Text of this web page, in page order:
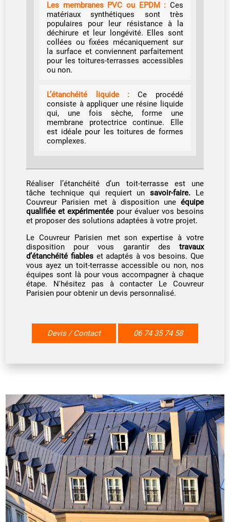
Les membranes PVC ou EPDM : Ces
matériaux synthétiques sont très
populaires pour leur résistance à la
déchirure et leur longévité. Elles sont
collées ou fixées mécaniquement sur
la surface et conviennent parfaitement
pour les toitures-terrasses accessibles
ou non.
L’étanchéité liquide : Ce procédé
consiste à appliquer une résine liquide
qui, une fois sèche, forme une
membrane protectrice continue. Elle
est idéale pour les toitures de formes
complexes.
Réaliser l’étanchéité d’un toit-terrasse est une
tâche technique qui requiert unsavoir-faire. Le
Couvreur Parisien met à disposition une équipe
qualifiée et expérimentée pour évaluer vos besoins
et proposer des solutions adaptées à votre projet.
Le Couvreur Parisien met son expertise à votre
disposition pour vous garantir des travaux
d’étanchéité fiableset adaptés à vos besoins. Que
vous ayez un toit-terrasse accessible ou non, nos
équipes sont là pour vous accompagner à chaque
étape. N'hésitez pas à contacter Le Couvreur
Parisien pour obtenir un devis personnalisé.
Devis / Contact 06 74 35 74 58